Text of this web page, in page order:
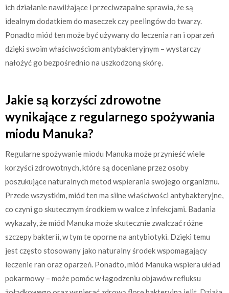
ich działanie nawilżające i przeciwzapalne sprawia, że są
idealnym dodatkiem do maseczek czy peelingów do twarzy.
Ponadto miód ten może być używany do leczenia ran i oparzeń
dzięki swoim właściwościom antybakteryjnym – wystarczy
nałożyć go bezpośrednio na uszkodzoną skórę.
Jakie są korzyści zdrowotne
wynikające z regularnego spożywania
miodu Manuka?
Regularne spożywanie miodu Manuka może przynieść wiele
korzyści zdrowotnych, które są doceniane przez osoby
poszukujące naturalnych metod wspierania swojego organizmu.
Przede wszystkim, miód ten ma silne właściwości antybakteryjne,
co czyni go skutecznym środkiem w walce z infekcjami. Badania
wykazały, że miód Manuka może skutecznie zwalczać różne
szczepy bakterii, w tym te oporne na antybiotyki. Dzięki temu
jest często stosowany jako naturalny środek wspomagający
leczenie ran oraz oparzeń. Ponadto, miód Manuka wspiera układ
pokarmowy – może pomóc w łagodzeniu objawów refluksu